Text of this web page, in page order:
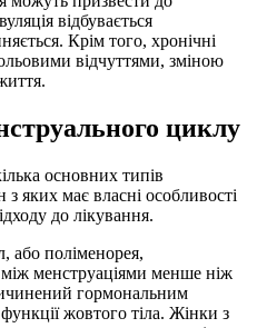
відбувається
Крім того, хронічні
відчуттями, зміною
циклу
основних типів
яких має власні особливості
до лікування.
або поліменорея,
між менструаціями менше ніж
гормональним
жовтого тіла. Жінки з